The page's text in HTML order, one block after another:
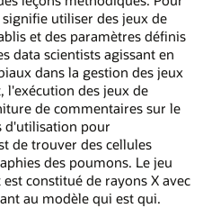
utiliser des jeux de
et des paramètres définis
data scientists agissant en
dans la gestion des jeux
l'exécution des jeux de
de commentaires sur le
d'utilisation pour
de trouver des cellules
des poumons. Le jeu
constitué de rayons X avec
au modèle qui est qui.